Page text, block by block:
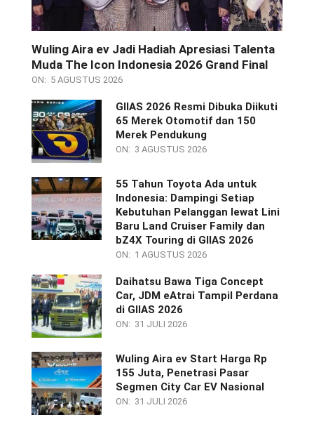
Wuling Aira ev Jadi Hadiah Apresiasi Talenta
Muda The Icon Indonesia 2026 Grand Final
ON: 5 AGUSTUS 2026
GIIAS 2026 Resmi Dibuka Diikuti
65 Merek Otomotif dan 150
Merek Pendukung
ON: 3 AGUSTUS 2026
55 Tahun Toyota Ada untuk
Indonesia: Dampingi Setiap
Kebutuhan Pelanggan lewat Lini
Baru Land Cruiser Family dan
bZ4X Touring di GIIAS 2026
ON: 1 AGUSTUS 2026
Daihatsu Bawa Tiga Concept
Car, JDM eAtrai Tampil Perdana
di GIIAS 2026
ON: 31 JULI 2026
Wuling Aira ev Start Harga Rp
155 Juta, Penetrasi Pasar
Segmen City Car EV Nasional
ON: 31 JULI 2026